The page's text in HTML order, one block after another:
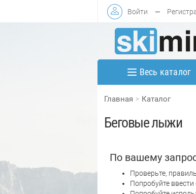
Войти —
Весь каталог
Главная Каталог
Беговые лыжи
По вашему
Проверьте,
Попробуйте